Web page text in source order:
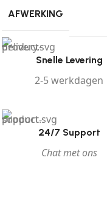
AFWERKING
Snelle Levering
2-5 werkdagen
24/7 Support
Chat met ons